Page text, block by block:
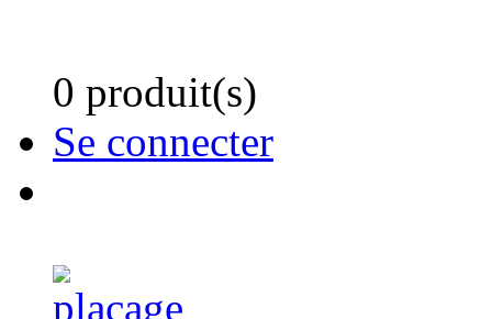
0 produit(s)
Se connecter